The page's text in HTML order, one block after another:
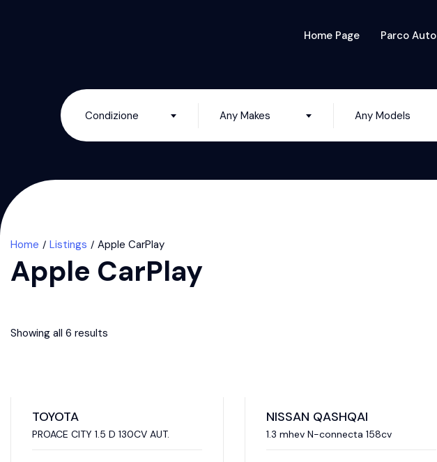
Home Page Parco Auto
Condizione Any Makes Any Models
Home Listings Apple CarPlay
Apple CarPlay
Showing all 6 results
TOYOTA
PROACE CITY 1.5 D 130CV AUT.
NISSAN QASHQAI
1.3 mhev N-connecta 158cv